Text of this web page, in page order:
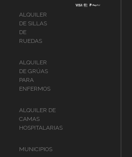
ALQUILER
DE SILLAS
DE
RUEDAS
ALQUILER
DE GRÚAS
PARA
ENFERMOS
ALQUILER DE
CAMAS
HOSPITALARIAS
MUNICIPIOS